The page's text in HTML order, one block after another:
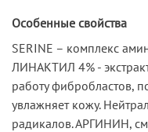
Особенные свойства
SERINE – комплекс
ЛИНАКТИЛ 4% -
работу фибробластов,
увлажняет кожу.
радикалов. АРГИНИН,